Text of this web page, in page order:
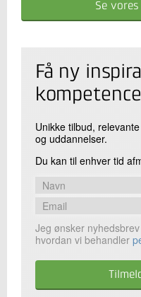
Se
Få ny
Unikke tilbud,
og uddannelser.
Du kan til enhver tid
Jeg ønsker
hvordan vi behandler